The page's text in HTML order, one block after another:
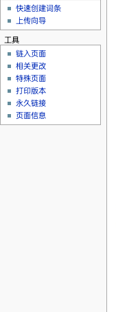
快速创建词条
上传向导
工具
链入页面
相关更改
特殊页面
打印版本
永久链接
页面信息